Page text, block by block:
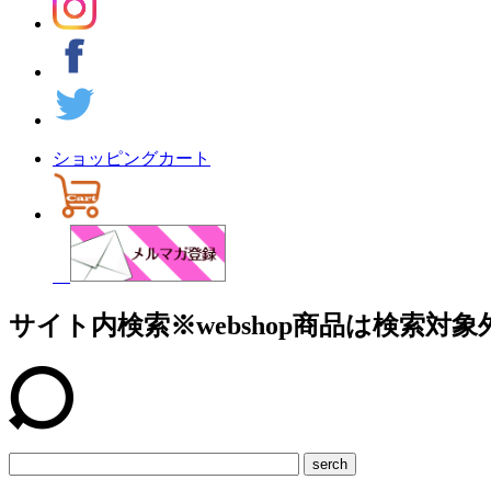
ショッピングカート
サイト内検索※webshop商品は検索対象
serch